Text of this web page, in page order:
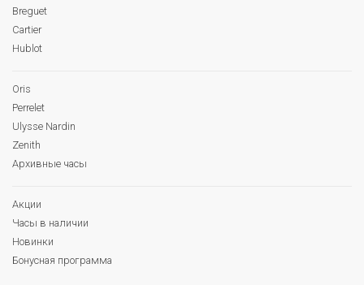
Breguet
Cartier
Hublot
Oris
Perrelet
Ulysse Nardin
Zenith
Архивные часы
Акции
Часы в наличии
Новинки
Бонусная программа